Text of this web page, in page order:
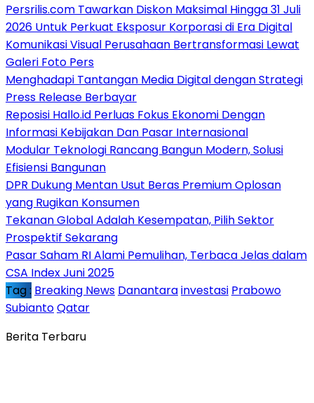
Persrilis.com Tawarkan Diskon Maksimal Hingga 31 Juli
2026 Untuk Perkuat Eksposur Korporasi di Era Digital
Komunikasi Visual Perusahaan Bertransformasi Lewat
Galeri Foto Pers
Menghadapi Tantangan Media Digital dengan Strategi
Press Release Berbayar
Reposisi Hallo.id Perluas Fokus Ekonomi Dengan
Informasi Kebijakan Dan Pasar Internasional
Modular Teknologi Rancang Bangun Modern, Solusi
Efisiensi Bangunan
DPR Dukung Mentan Usut Beras Premium Oplosan
yang Rugikan Konsumen
Tekanan Global Adalah Kesempatan, Pilih Sektor
Prospektif Sekarang
Pasar Saham RI Alami Pemulihan, Terbaca Jelas dalam
CSA Index Juni 2025
Tag : Breaking News Danantarainvestasi Prabowo
SubiantoQatar
Berita Terbaru